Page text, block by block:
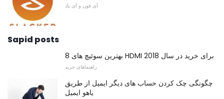
آی فون و آی پاد
Sapid posts
8 بهترین سوئیچ های HDMI برای خرید در سال 2018
راهنماهای خرید
چگونگی چک کردن حساب های دیگر ایمیل از طریق
یاهو ایمیل